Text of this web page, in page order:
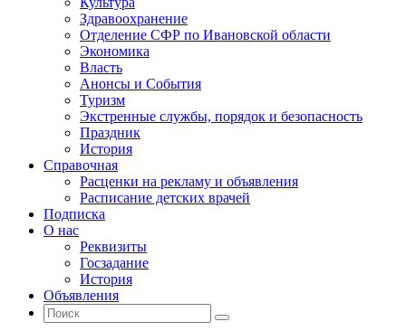
Здравоохранение
Отделение СФР по Ивановской области
Экономика
Власть
Анонсы и События
Туризм
Экстренные службы, порядок и безопасность
Праздник
История
Справочная
Расценки на рекламу и объявления
Расписание детских врачей
Подписка
О нас
Реквизиты
Госзадание
История
Объявления
Поиск
Искать:
Поиск